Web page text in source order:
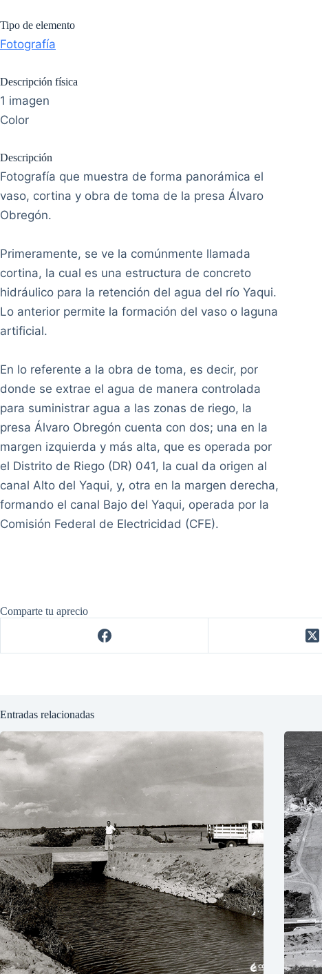
Tipo de elemento
Fotografía
Descripción física
1 imagen
Color
Descripción
Fotografía que muestra de forma panorámica el
vaso, cortina y obra de toma de la presa Álvaro
Obregón.
Primeramente, se ve la comúnmente llamada
cortina, la cual es una estructura de concreto
hidráulico para la retención del agua del río Yaqui.
Lo anterior permite la formación del vaso o laguna
artificial.
En lo referente a la obra de toma, es decir, por
donde se extrae el agua de manera controlada
para suministrar agua a las zonas de riego, la
presa Álvaro Obregón cuenta con dos; una en la
margen izquierda y más alta, que es operada por
el Distrito de Riego (DR) 041, la cual da origen al
canal Alto del Yaqui, y, otra en la margen derecha,
formando el canal Bajo del Yaqui, operada por la
Comisión Federal de Electricidad (CFE).
Comparte tu aprecio
Entradas relacionadas